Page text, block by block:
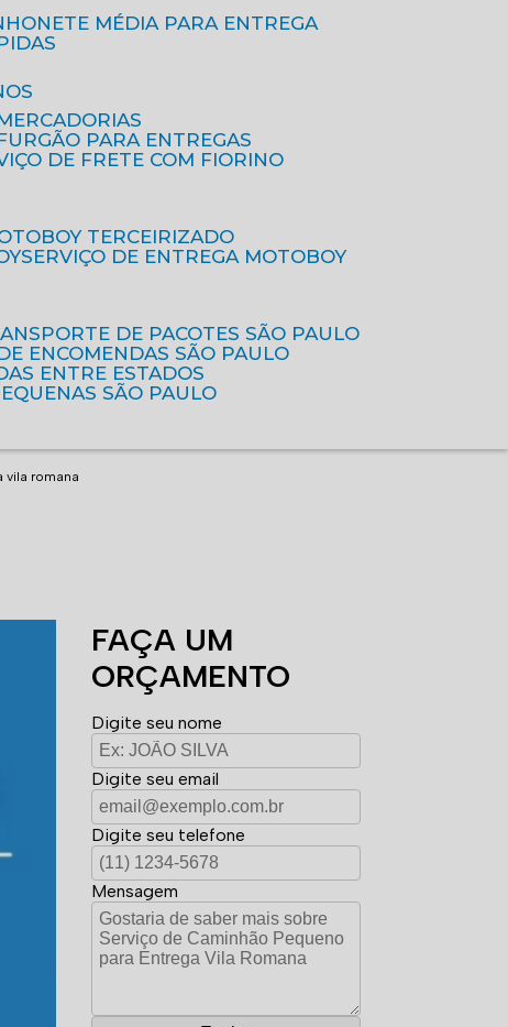
MÉDIA PARA ENTREGA
FURGÃO PARA ENTREGAS
DE FRETE COM FIORINO
TERCEIRIZADO
SERVIÇO DE ENTREGA MOTOBOY
DE PACOTES SÃO PAULO
ENCOMENDAS SÃO PAULO
ENTRE ESTADOS
SÃO PAULO
vila romana
FAÇA UM
ORÇAMENTO
Digite seu nome
Digite seu email
Digite seu telefone
Mensagem